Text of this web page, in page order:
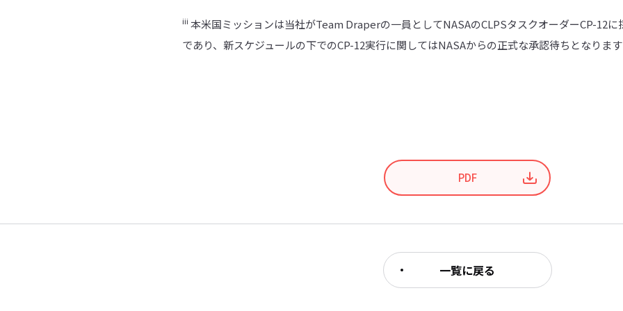
iii 本米国ミッションは当社がTeam Draperの一員としてNASAのCLPSタスクオーダーCP-12
であり、新スケジュールの下でのCP-12実行に関してはNASAからの正式な承認待ちとなります
PDF
一覧に戻る